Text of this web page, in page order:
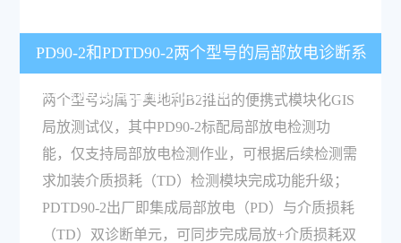
PD90-2和PDTD90-2两个型号的局部放电诊断系
统核心功能配置有什么差异？
两个型号均属于奥地利B2推出的便携式模块化GIS
局放测试仪，其中PD90-2标配局部放电检测功
能，仅支持局部放电检测作业，可根据后续检测需
求加装介质损耗（TD）检测模块完成功能升级；
PDTD90-2出厂即集成局部放电（PD）与介质损耗
（TD）双诊断单元，可同步完成局放+介质损耗双